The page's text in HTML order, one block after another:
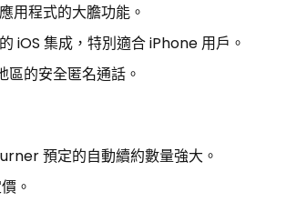
用程式的大膽功能。
iOS 集成，特別適合 iPhone 用戶。
的安全匿名通話。
預定的自動續約數量強大。
。